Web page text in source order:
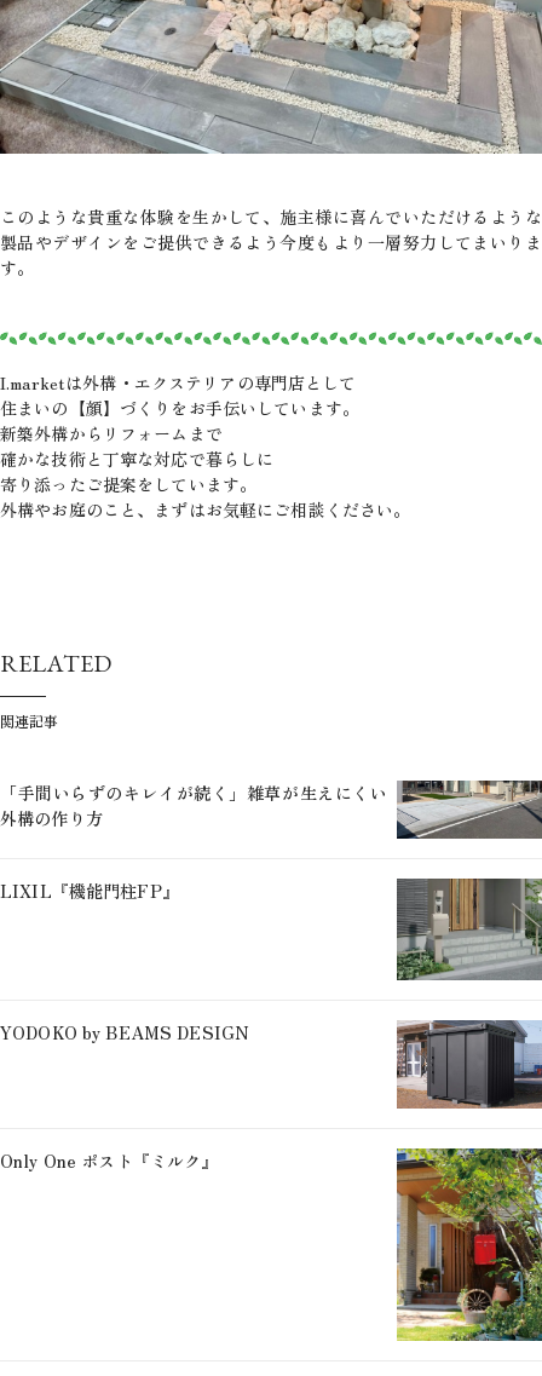
このような貴重な体験を生かして、施主様に喜んでいただけるような
製品やデザインをご提供できるよう今度もより一層努力してまいりま
す。
I.marketは外構・エクステリアの専門店として
住まいの【顔】づくりをお手伝いしています。
新築外構からリフォームまで
確かな技術と丁寧な対応で暮らしに
寄り添ったご提案をしています。
外構やお庭のこと、まずはお気軽にご相談ください。
関連記事
RELATED
「手間いらずのキレイが続く」雑草が生えにくい
外構の作り方
LIXIL『機能門柱FP』
YODOKO by BEAMS DESIGN
Only One ポスト『ミルク』